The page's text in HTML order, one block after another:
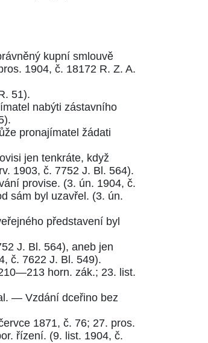
kupní smlouvě
1904, č. 18172 R. Z. A.
51).
nabýti zástavního
).
pronajímatel žádati
jen tenkráte, když
1903, č. 7752 J. Bl. 564).
provise. (3. ún. 1904, č.
sám byl uzavřel. (3. ún.
představení byl
J. Bl. 564), aneb jen
č. 7622 J. Bl. 549).
horn. zák.; 23. list.
— Vzdání dceřino bez
1871, č. 76; 27. pros.
řízení. (9. list. 1904, č.